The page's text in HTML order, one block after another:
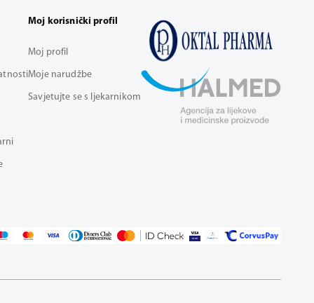
Moj korisnički profil
Moj profil
Moje narudžbe
Savjetujte se s ljekarnikom